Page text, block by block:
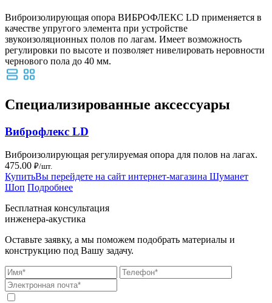
Виброизолирующая опора ВИБРОФЛЕКС LD применяется в
качестве упругого элемента при устройстве
звукоизоляционных полов по лагам. Имеет возможность
регулировки по высоте и позволяет нивелировать неровности
чернового пола до 40 мм.
Специализированные аксессуары
Виброфлекс LD
Виброизолирующая регулируемая опора для полов на лагах.
475.00 ₽/шт.
КупитьВы перейдете на сайт интернет-магазина Шуманет
Шоп Подробнее
Бесплатная консультация
инженера-акустика
Оставьте заявку, а мы поможем подобрать материалы и
конструкцию под Вашу задачу.